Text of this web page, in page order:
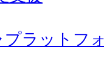
ラットフ